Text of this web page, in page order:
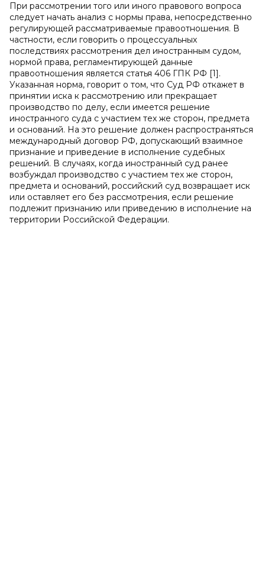
При рассмотрении того или иного правового вопроса
следует начать анализ с нормы права, непосредственно
регулирующей рассматриваемые правоотношения. В
частности, если говорить о процессуальных
последствиях рассмотрения дел иностранным судом,
нормой права, регламентирующей данные
правоотношения является статья 406 ГПК РФ [1].
Указанная норма, говорит о том, что Суд РФ откажет в
принятии иска к рассмотрению или прекращает
производство по делу, если имеется решение
иностранного суда с участием тех же сторон, предмета
и оснований. На это решение должен распространяться
международный договор РФ, допускающий взаимное
признание и приведение в исполнение судебных
решений. В случаях, когда иностранный суд ранее
возбуждал производство с участием тех же сторон,
предмета и оснований, российский суд возвращает иск
или оставляет его без рассмотрения, если решение
подлежит признанию или приведению в исполнение на
территории Российской Федерации.